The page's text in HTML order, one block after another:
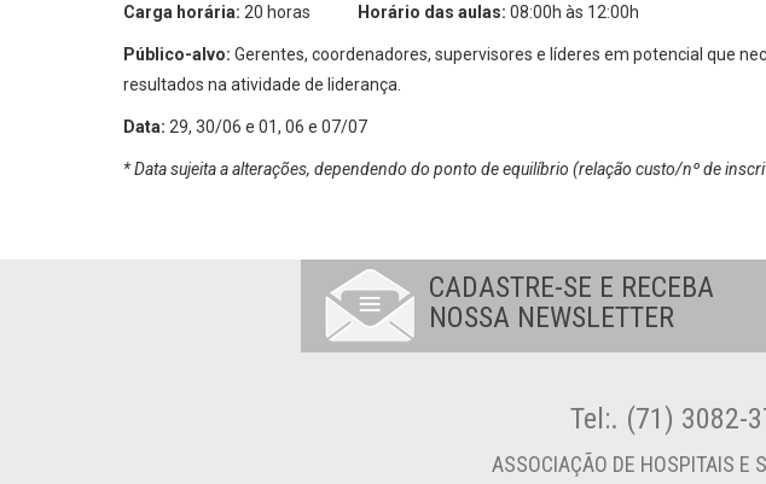
Carga horária: 20 horas Horário das aulas: 08:00h às 12:00h
Público-alvo: Gerentes, coordenadores, supervisores e líderes em potencial que
resultados na atividade de liderança.
Data: 29, 30/06 e 01, 06 e 07/07
* Data sujeita a alterações, dependendo do ponto de equilíbrio (relação custo/nº de
CADASTRE-SE E RECEBA
NOSSA NEWSLETTER
Tel:. (71) 3082-
ASSOCIAÇÃO DE HOSPITAIS E